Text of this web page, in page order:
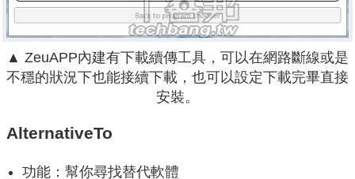
▲ ZeuAPP內建有下載續傳工具，可以在網路斷線或是
不穩的狀況下也能接續下載，也可以設定下載完畢直接
安裝。
AlternativeTo
功能：幫你尋找替代軟體